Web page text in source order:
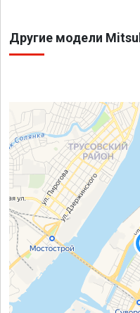
Другие модели